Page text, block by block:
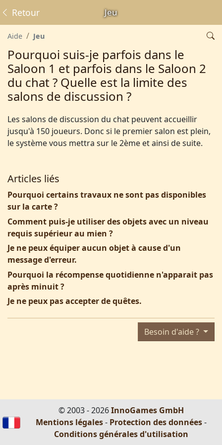
Jeu
Retour
Aide Jeu
Pourquoi suis-je parfois dans le
Saloon 1 et parfois dans le Saloon 2
du chat ? Quelle est la limite des
salons de discussion ?
Les salons de discussion du chat peuvent accueillir
jusqu'à 150 joueurs. Donc si le premier salon est plein,
le système vous mettra sur le 2ème et ainsi de suite.
Articles liés
Pourquoi certains travaux ne sont pas disponibles
sur la carte ?
Comment puis-je utiliser des objets avec un niveau
requis supérieur au mien ?
Je ne peux équiper aucun objet à cause d'un
message d'erreur.
Pourquoi la récompense quotidienne n'apparait pas
après minuit ?
Je ne peux pas accepter de quêtes.
Besoin d'aide ?
© 2003 - 2026InnoGames GmbH
Mentions légales- Protection des données-
Conditions générales d'utilisation